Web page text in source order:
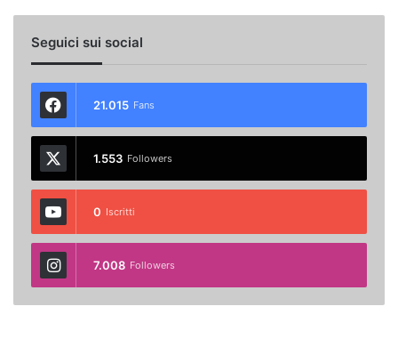
Seguici sui social
21.015 Fans
1.553 Followers
0 Iscritti
7.008 Followers